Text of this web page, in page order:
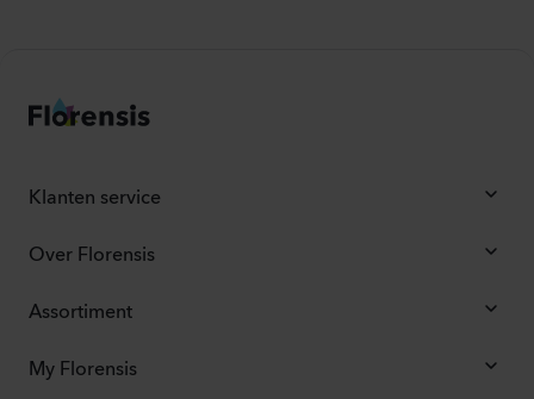
Klanten service
Over Florensis
Assortiment
My Florensis